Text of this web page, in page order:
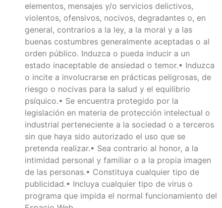
elementos, mensajes y/o servicios delictivos,
violentos, ofensivos, nocivos, degradantes o, en
general, contrarios a la ley, a la moral y a las
buenas costumbres generalmente aceptadas o al
orden público. Induzca o pueda inducir a un
estado inaceptable de ansiedad o temor.• Induzca
o incite a involucrarse en prácticas peligrosas, de
riesgo o nocivas para la salud y el equilibrio
psíquico.• Se encuentra protegido por la
legislación en materia de protección intelectual o
industrial perteneciente a la sociedad o a terceros
sin que haya sido autorizado el uso que se
pretenda realizar.• Sea contrario al honor, a la
intimidad personal y familiar o a la propia imagen
de las personas.• Constituya cualquier tipo de
publicidad.• Incluya cualquier tipo de virus o
programa que impida el normal funcionamiento del